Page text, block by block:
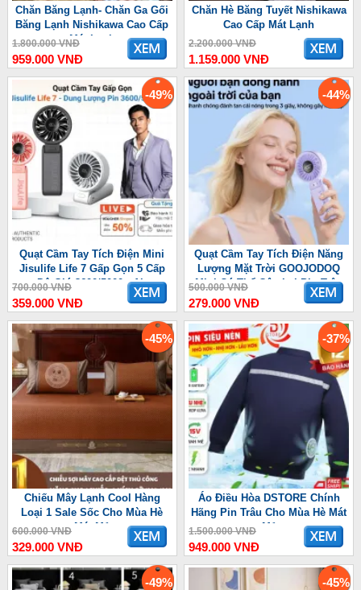
Chăn Băng Lạnh- Chăn Ga Gối
Băng Lạnh Nishikawa Cao Cấp
Mát Lạnh
1.800.000 VNĐ
959.000 VNĐ
Chăn Hè Băng Tuyết Nishikawa
Cao Cấp Mát Lạnh
2.200.000 VNĐ
1.159.000 VNĐ
-49%
Quạt Cầm Tay Tích Điện Mini
Jisulife Life 7 Gấp Gọn 5 Cấp
Độ Gió 3600/5000mAh
700.000 VNĐ
359.000 VNĐ
-44%
Quạt Cầm Tay Tích Điện Năng
Lượng Mặt Trời GOOJODOQ
Mini Có Thể Gập Lại Pin Trâu
3600 mAh
500.000 VNĐ
279.000 VNĐ
-45%
Chiếu Mây Lạnh Cool Hàng
Loại 1 Sale Sốc Cho Mùa Hè
Mát Mẻ
600.000 VNĐ
329.000 VNĐ
-37%
Áo Điều Hòa DSTORE Chính
Hãng Pin Trâu Cho Mùa Hè Mát
Mẻ
1.500.000 VNĐ
949.000 VNĐ
-49% -45%